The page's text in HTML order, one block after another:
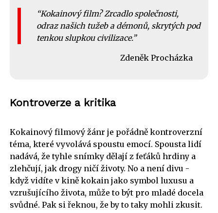
Kokainový film? Zrcadlo společnosti,
odraz našich tužeb a démonů, skrytých pod
tenkou slupkou civilizace.
Zdeněk Procházka
Kontroverze a kritika
Kokainový filmový žánr je pořádně kontroverzní
téma, které vyvolává spoustu emocí. Spousta lidí
nadává, že tyhle snímky dělají z feťáků hrdiny a
zlehčují, jak drogy ničí životy. No a není divu -
když vidíte v kině kokain jako symbol luxusu a
vzrušujícího života, může to být pro mladé docela
svůdné. Pak si řeknou, že by to taky mohli zkusit.